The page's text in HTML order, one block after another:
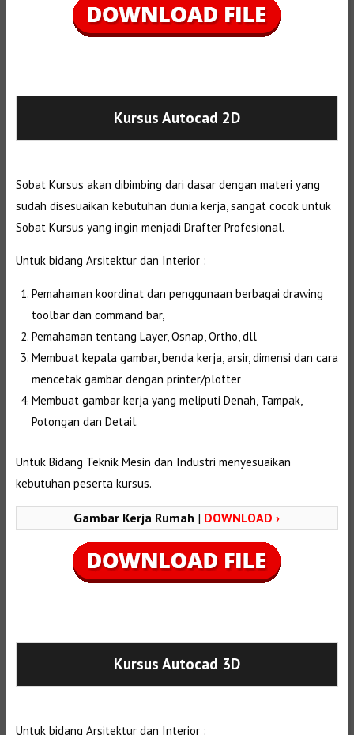
Kursus Autocad 2D
Sobat Kursus akan dibimbing dari dasar dengan materi yang
sudah disesuaikan kebutuhan dunia kerja, sangat cocok untuk
Sobat Kursus yang ingin menjadi Drafter Profesional.
Untuk bidang Arsitektur dan Interior :
Pemahaman koordinat dan penggunaan berbagai drawing
toolbar dan command bar,
Pemahaman tentang Layer, Osnap, Ortho, dll
Membuat kepala gambar, benda kerja, arsir, dimensi dan cara
mencetak gambar dengan printer/plotter
Membuat gambar kerja yang meliputi Denah, Tampak,
Potongan dan Detail.
Untuk Bidang Teknik Mesin dan Industri menyesuaikan
kebutuhan peserta kursus.
Gambar Kerja Rumah | DOWNLOAD ›
Kursus Autocad 3D
Untuk bidang Arsitektur dan Interior :